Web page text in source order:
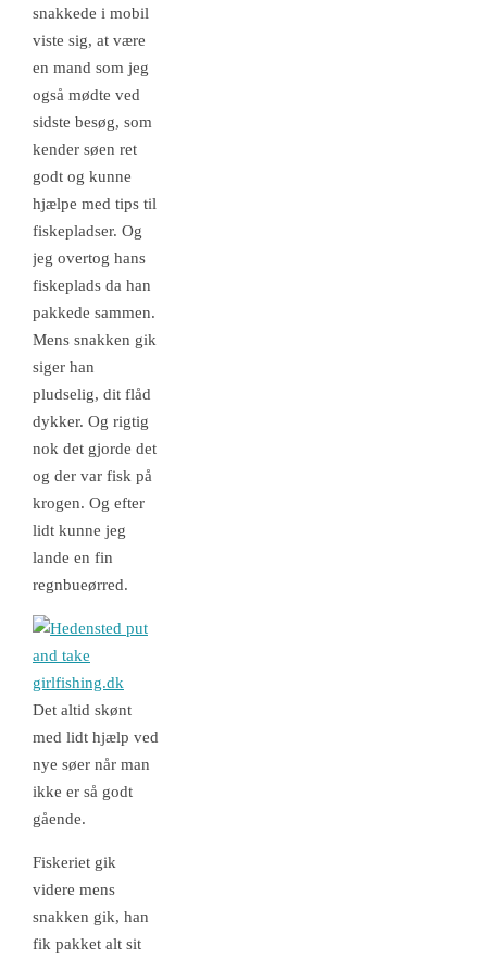
snakkede i mobil
viste sig, at være
en mand som jeg
også mødte ved
sidste besøg, som
kender søen ret
godt og kunne
hjælpe med tips til
fiskepladser. Og
jeg overtog hans
fiskeplads da han
pakkede sammen.
Mens snakken gik
siger han
pludselig, dit flåd
dykker. Og rigtig
nok det gjorde det
og der var fisk på
krogen. Og efter
lidt kunne jeg
lande en fin
regnbueørred.
Det altid skønt
med lidt hjælp ved
nye søer når man
ikke er så godt
gående.
Fiskeriet gik
videre mens
snakken gik, han
fik pakket alt sit